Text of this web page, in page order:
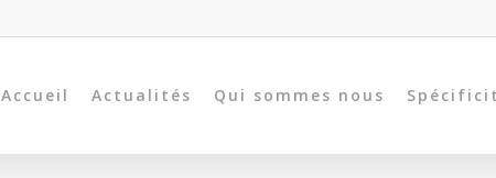
Accueil Actualités Qui sommes nous